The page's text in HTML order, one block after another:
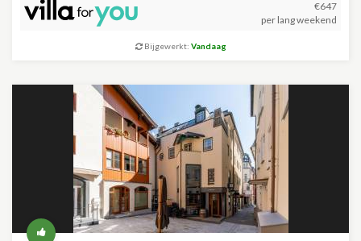
€647
per lang weekend
Bijgewerkt: Vandaag